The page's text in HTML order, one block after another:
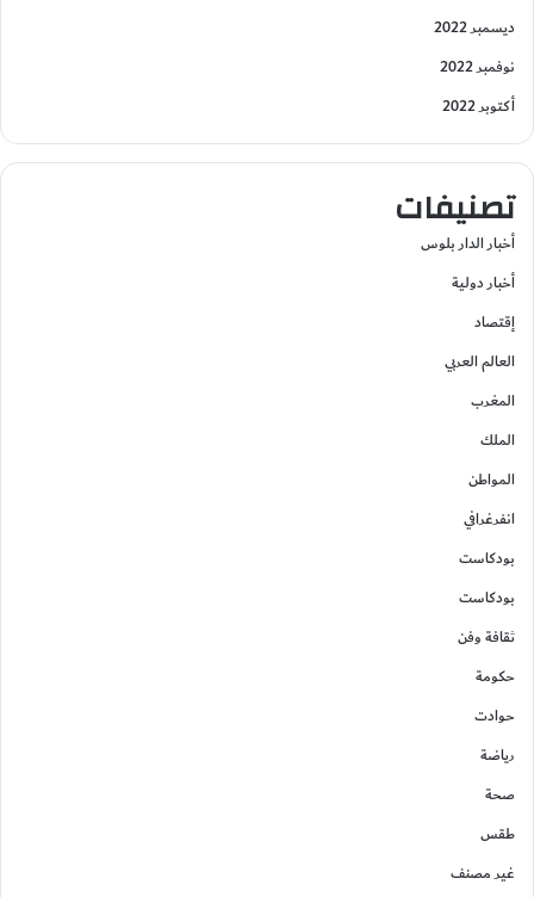
ديسمبر 2022
نوفمبر 2022
أكتوبر 2022
تصنيفات
أخبار الدار بلوس
أخبار دولية
إقتصاد
العالم العربي
المغرب
الملك
المواطن
انفرغرافي
بودكاست
بودكاست
ثقافة وفن
حكومة
حوادت
رياضة
صحة
طقس
غير مصنف